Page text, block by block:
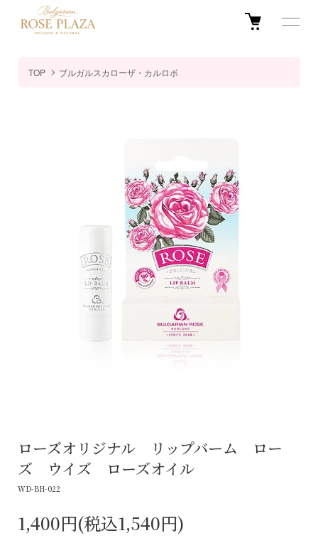
TOP ブルガルスカローザ・カルロボ
ローズオリジナル リップバーム ロー
ズ ウイズ ローズオイル
WD-BH-022
1,400円(税込1,540円)